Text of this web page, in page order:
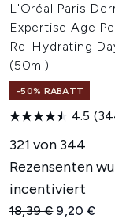
L'Oréal Paris
Expertise Age
Re-Hydrating
(50ml)
-50% RABATT
4.5
321 von 344
Rezensenten
incentiviert
Unverbindliche
18,39 € Aktueller
9,20 €